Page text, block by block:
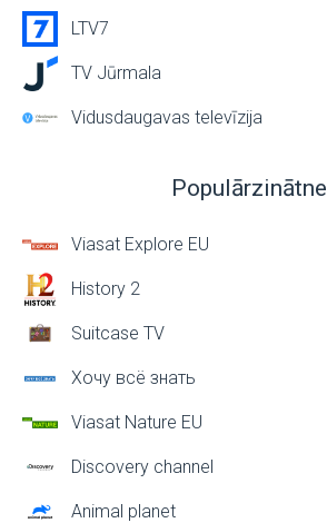
LTV7
TV Jūrmala
Vidusdaugavas televīzija
Populārzinātne
Viasat Explore EU
History 2
Suitcase TV
Хочу всё знать
Viasat Nature EU
Discovery channel
Animal planet